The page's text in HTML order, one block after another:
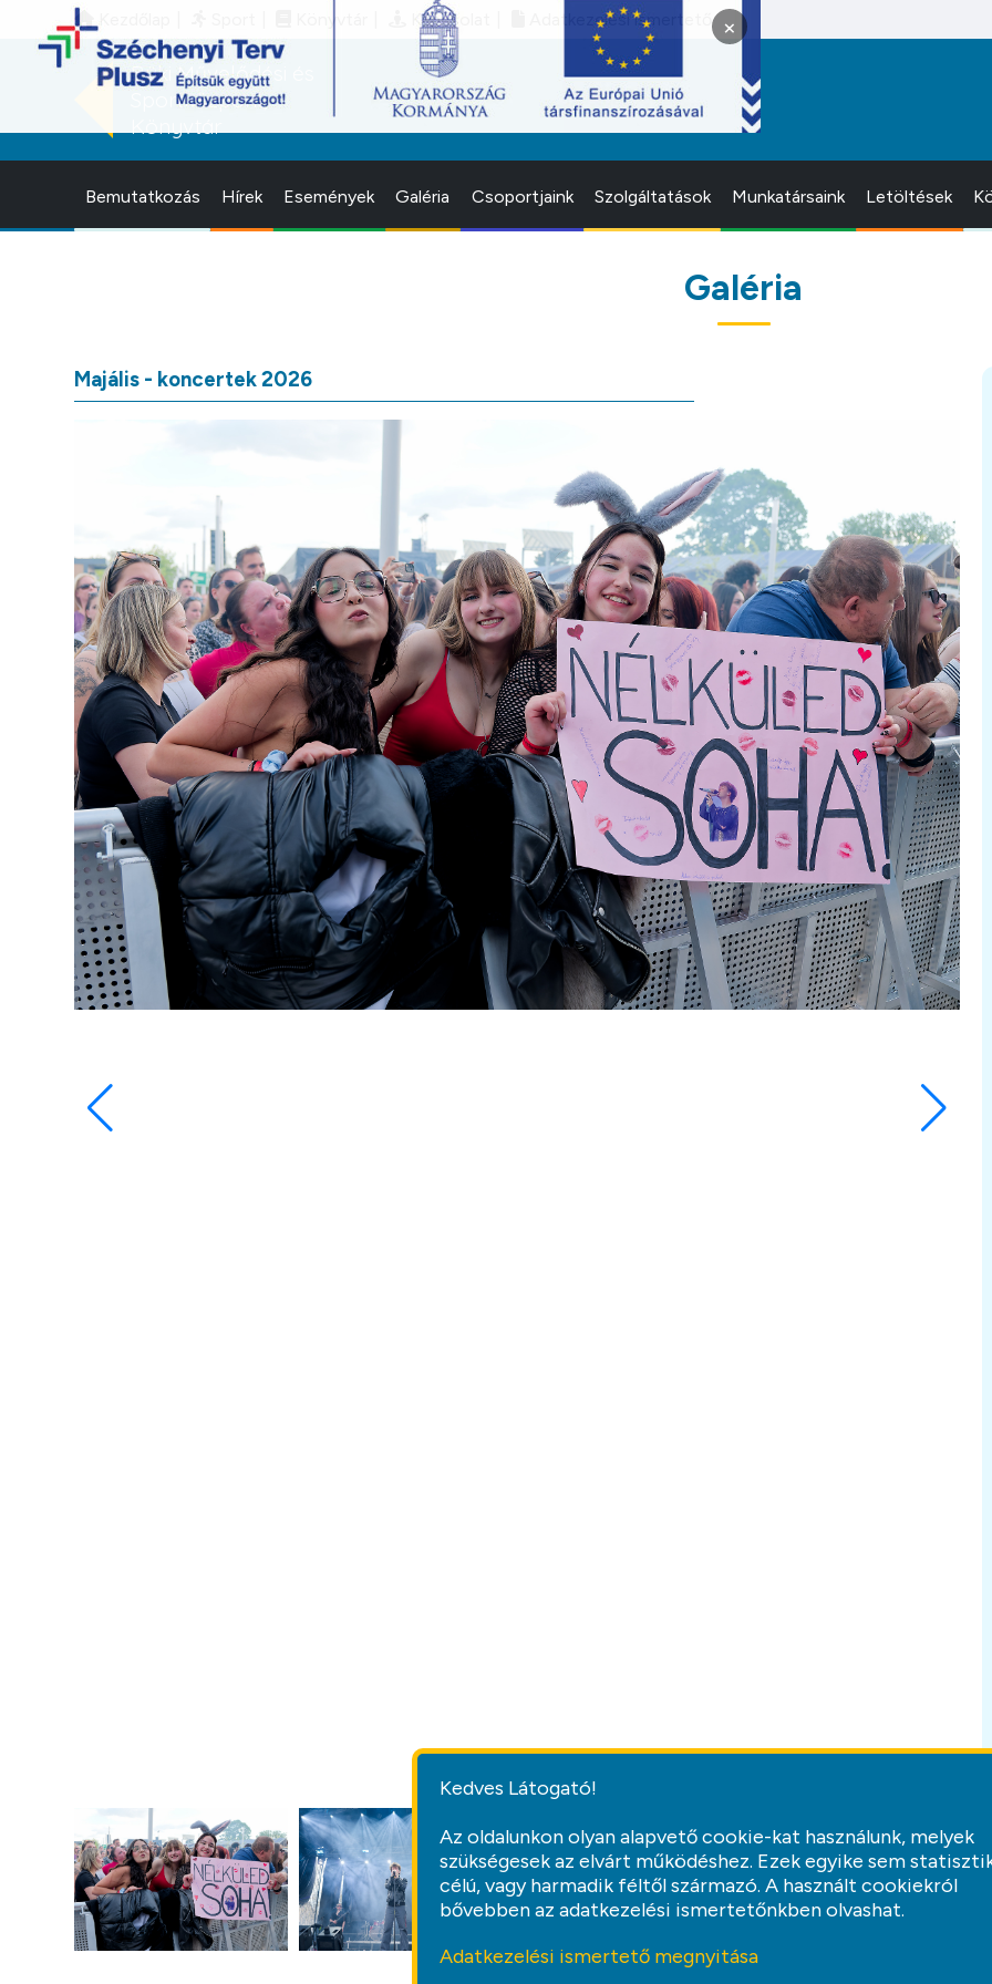
×
Kapcsolat Adatkezelési ismertető
Büki Művelődési és
Sportközpont,
Könyvtár
Bemutatkozás Hírek Események Galéria Csoportjaink Szolgáltatások Munkatársaink Letöltések
Galéria
Majális - koncertek 2026
Kedves Látogató!
Az oldalunkon olyan alapvető cookie-kat használunk, melyek
szükségesek az elvárt működéshez. Ezek egyike sem
célú, vagy harmadik féltől származó. A használt cookiekról
bővebben az adatkezelési ismertetőnkben olvashat.
Adatkezelési ismertető megnyitása